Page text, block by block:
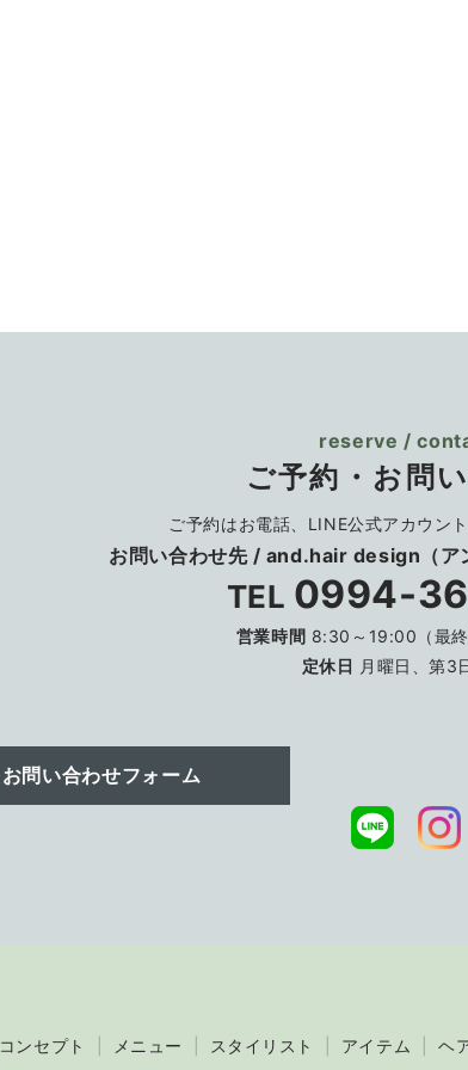
reserve /
ご予約・お問
ご予約はお電話、LINE公式アカウン
お問い合わせ先/ and.hair design （
TEL 0994-
営業時間 8:30～19:00（最
定休日 月曜日、第3
お問い合わせフォーム
コンセプト メニュー スタイリスト アイテム ヘ